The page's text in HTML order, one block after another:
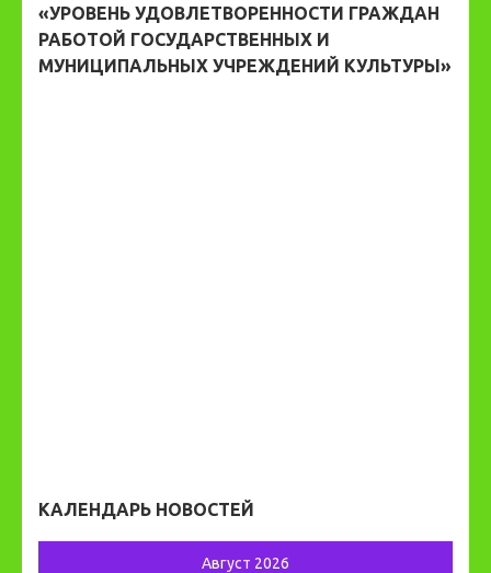
«УРОВЕНЬ УДОВЛЕТВОРЕННОСТИ ГРАЖДАН
РАБОТОЙ ГОСУДАРСТВЕННЫХ И
МУНИЦИПАЛЬНЫХ УЧРЕЖДЕНИЙ КУЛЬТУРЫ»
КАЛЕНДАРЬ НОВОСТЕЙ
Август 2026